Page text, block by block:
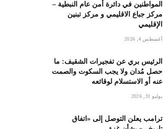
المواطنين في دائرة أمن عام النبطية –
مركز جباع الاقليمي و مركز تبنين
الإقليمي
أغسطس 4, 2026
الرئيس بري عن تفجيرات الشقيف: ما
حصل مُدان ولا يجب السكوت والصمت
عنه أو الاستسلام لوقائعه
يوليو 31, 2026
ترامب يعلن التوصل إلى «اتفاق